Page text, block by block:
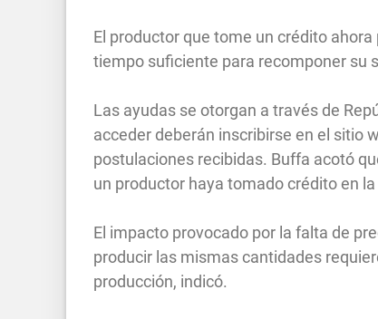
El productor que tome un crédito
tiempo suficiente para recomponer su
Las ayudas se otorgan a través de
acceder deberán inscribirse en el sitio
postulaciones recibidas. Buffa acotó
un productor haya tomado crédito en
El impacto provocado por la falta de
producir las mismas cantidades
producción, indicó.